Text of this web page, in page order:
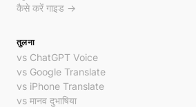
कैसे करें गाइड →
तुलना
vs ChatGPT Voice
vs Google Translate
vs iPhone Translate
vs मानव दुभाषिया